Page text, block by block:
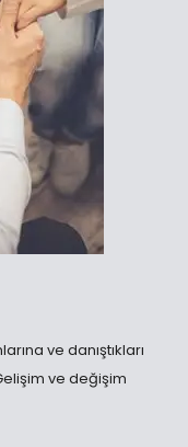
ve danıştıkları
ve değişim